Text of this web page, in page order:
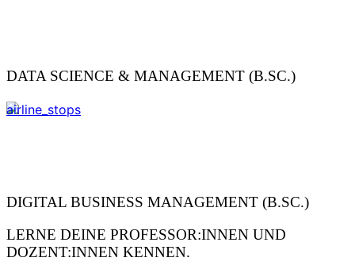
DATA SCIENCE & MANAGEMENT (B.SC.)
airline_stops
DIGITAL BUSINESS MANAGEMENT (B.SC.)
LERNE DEINE PROFESSOR:INNEN UND
DOZENT:INNEN KENNEN.